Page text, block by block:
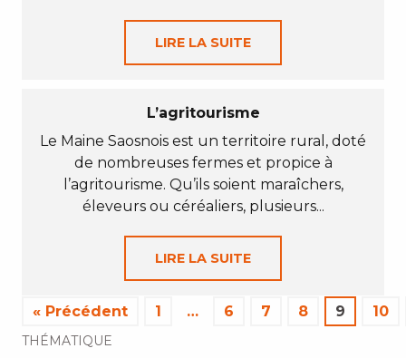
LIRE LA SUITE
L’agritourisme
Le Maine Saosnois est un territoire rural, doté
de nombreuses fermes et propice à
l’agritourisme. Qu’ils soient maraîchers,
éleveurs ou céréaliers, plusieurs...
LIRE LA SUITE
« Précédent 1 … 6 7 8 9 10
THÉMATIQUE